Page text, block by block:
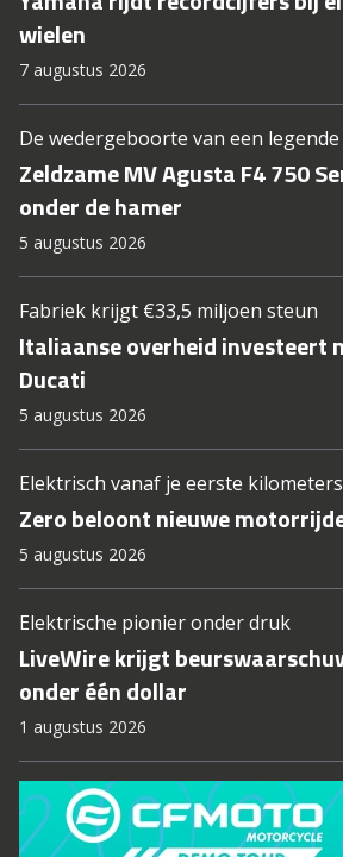
wielen
7 augustus 2026
De wedergeboorte van een legende
Zeldzame MV Agusta F4 750
onder de hamer
5 augustus 2026
Fabriek krijgt €33,5 miljoen steun
Italiaanse overheid investeert
Ducati
5 augustus 2026
Elektrisch vanaf je eerste kilometers
Zero beloont nieuwe
5 augustus 2026
Elektrische pionier onder druk
LiveWire krijgt
onder één dollar
1 augustus 2026